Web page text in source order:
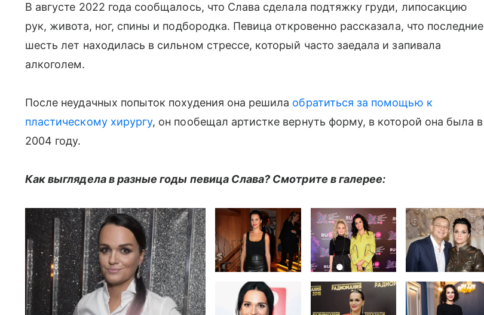
В августе 2022 года сообщалось, что Слава сделала подтяжку груди, липосакцию
рук, живота, ног, спины и подбородка. Певица откровенно рассказала, что последние
шесть лет находилась в сильном стрессе, который часто заедала и запивала
алкоголем.
После неудачных попыток похудения она решила обратиться за помощью к
пластическому хирургу, он пообещал артистке вернуть форму, в которой она была в
2004 году.
Как выглядела в разные годы певица Слава? Смотрите в галерее: